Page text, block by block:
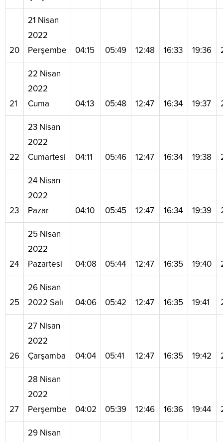
20
21 Nisan
2022
Perşembe
04:15 05:49 12:48 16:33 19:36
21
22 Nisan
2022
Cuma
04:13 05:48 12:47 16:34 19:37
22
23 Nisan
2022
Cumartesi
04:11 05:46 12:47 16:34 19:38
23
24 Nisan
2022
Pazar
04:10 05:45 12:47 16:34 19:39
24
25 Nisan
2022
Pazartesi
04:08 05:44 12:47 16:35 19:40
25
26 Nisan
2022 Salı
04:06 05:42 12:47 16:35 19:41
26
27 Nisan
2022
Çarşamba
04:04 05:41 12:47 16:35 19:42
27
28 Nisan
2022
Perşembe
04:02 05:39 12:46 16:36 19:44
29 Nisan